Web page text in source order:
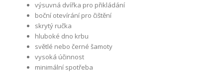
výsuvná dvířka pro přikládání
boční otevírání pro čištění
skrytý ručka
hluboké dno krbu
světlé nebo černé šamoty
vysoká účinnost
minimální spotřeba